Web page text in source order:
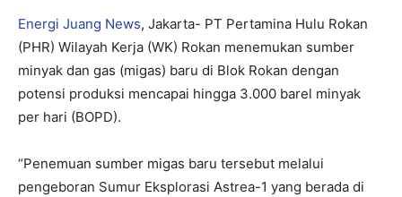
Energi Juang News, Jakarta- PT Pertamina Hulu Rokan
(PHR) Wilayah Kerja (WK) Rokan menemukan sumber
minyak dan gas (migas) baru di Blok Rokan dengan
potensi produksi mencapai hingga 3.000 barel minyak
per hari (BOPD).
“Penemuan sumber migas baru tersebut melalui
pengeboran Sumur Eksplorasi Astrea-1 yang berada di